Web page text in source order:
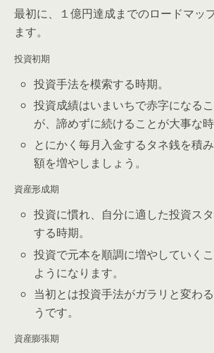
最初に、１億円達成までのロードマッ
ます。
投資初期
投資手法を模索する時期。
投資成績はいまいちで赤字になる
が、諦めずに続けることが大事な時
とにかく毎月入金するタネ銭を積
額を増やしましょう。
資産形成期
投資に慣れ、自分に適した投資ス
する時期。
投資で元本を順調に増やしていく
ようになります。
当初とは投資手法がガラリと変わ
うです。
資産膨張期